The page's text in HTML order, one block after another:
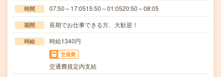
時間 07:50～17:0515:50～01:0520:50～08:05
期間 長期でお仕事できる方、大歓迎！
時給 時給1340円
交通費
交通費規定内支給